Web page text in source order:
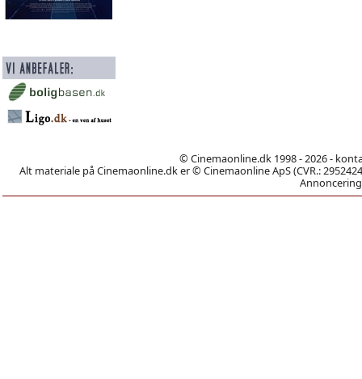
© Cinemaonline.dk 1998 - 2026 -
Alt materiale på Cinemaonline.dk er © Cinemaonline ApS (CVR.: